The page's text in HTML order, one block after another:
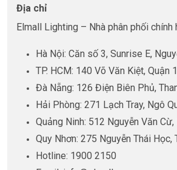
Địa chỉ
Elmall Lighting – Nhà phân phối chính
Hà Nội: Căn số 3, Sunrise E,
TP. HCM: 140 Võ Văn Kiệt, Quận 1
Đà Nẵng: 126 Điện Biên Phủ,
Hải Phòng: 271 Lạch Tray, Ngô
Quảng Ninh: 512 Nguyễn Văn
Quy Nhơn: 275 Nguyễn Thái Học,
Hotline: 1900 2150